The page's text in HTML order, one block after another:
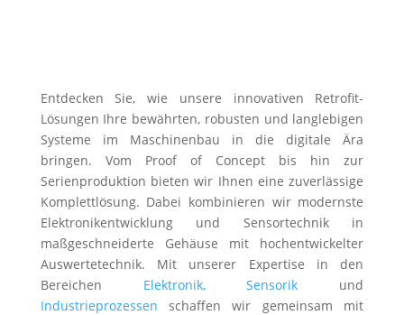
Entdecken Sie, wie unsere innovativen Retrofit-
Lösungen Ihre bewährten, robusten und langlebigen
Systeme im Maschinenbau in die digitale Ära
bringen. Vom Proof of Concept bis hin zur
Serienproduktion bieten wir Ihnen eine zuverlässige
Komplettlösung. Dabei kombinieren wir modernste
Elektronikentwicklung und Sensortechnik in
maßgeschneiderte Gehäuse mit hochentwickelter
Auswertetechnik. Mit unserer Expertise in den
Bereichen Elektronik, Sensorik und
Industrieprozessen schaffen wir gemeinsam mit